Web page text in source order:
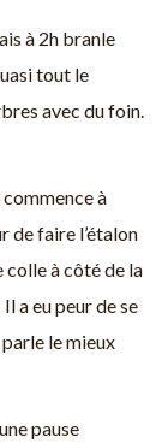
à 2h branle
tout le
avec du foin.
à
de faire l’étalon
colle à côté de la
a eu peur de se
le mieux
pause